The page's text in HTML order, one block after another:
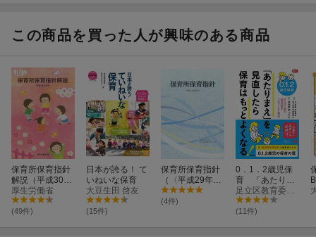
この商品を買った人が興味のある商品
保育所保育指針
解説（平成30年
3月）
厚生労働省
(49件)
日本が誇る！ て
いねいな保育
大豆生田 啓友
(15件)
保育所保育指針
（〈平成29年告
示〉）
(4件)
0．1．2歳児保
育 「あたりま
え」を見直した
ら保育はもっと
よくなる！
(11件)